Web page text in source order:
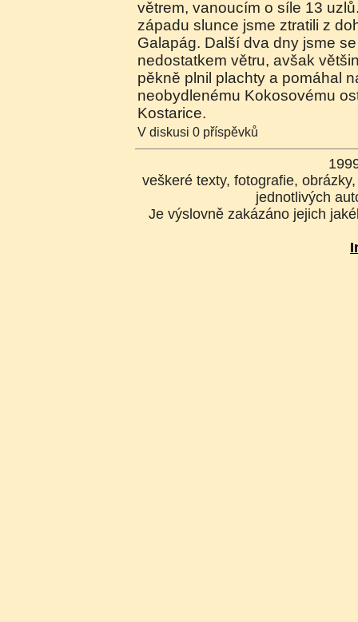
větrem, vanoucím o síle 13
západu slunce jsme ztratili z
Galapág. Další dva dny jsme
nedostatkem větru, avšak
pěkně plnil plachty a pomáhal
neobydlenému Kokosovému
Kostarice.
V diskusi 0 příspěvků
veškeré texty, fotografie,
jednotlivých
Je výslovně zakázáno jejich